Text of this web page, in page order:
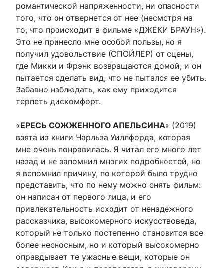
романтической напряженности, ни опасности
того, что он отвернется от нее (несмотря на
то, что происходит в фильме «ДЖЕКИ БРАУН»).
Это не принесло мне особой пользы, но я
получил удовольствие (СПОЙЛЕР) от сцены,
где Микки и Фрэнк возвращаются домой, и он
пытается сделать вид, что не пытался ее убить.
Забавно наблюдать, как ему приходится
терпеть дискомфорт.
«ЕРЕСЬ СОЖЖЕННОГО АПЕЛЬСИНА» (2019)
взята из книги Чарльза Уиллфорда, которая
мне очень понравилась. Я читал его много лет
назад и не запомнил многих подробностей, но
я вспомнил причину, по которой было трудно
представить, что по нему можно снять фильм:
он написан от первого лица, и его
привлекательность исходит от ненадежного
рассказчика, высокомерного искусствоведа,
который не только постепенно становится все
более несносным, но и который высокомерно
оправдывает те ужасные вещи, которые он